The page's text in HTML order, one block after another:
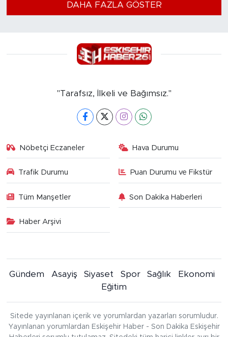
DAHA FAZLA GÖSTER
"Tarafsız, İlkeli ve Bağımsız."
Nöbetçi Eczaneler Hava Durumu
Trafik Durumu Puan Durumu ve Fikstür
Tüm Manşetler Son Dakika Haberleri
Haber Arşivi
Gündem Asayiş Siyaset Spor Sağlık
Ekonomi
Eğitim
Sitede yayınlanan içerik ve yorumlardan yazarları sorumludur.
Yayınlanan yorumlardan Eskişehir Haber - Son Dakika Eskişehir